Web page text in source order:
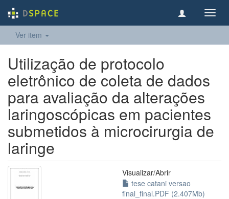
Ver item
Utilização de protocolo
eletrônico de coleta de dados
para avaliação da alterações
laringoscópicas em pacientes
submetidos à microcirurgia de
laringe
Visualizar/Abrir
tese catani versao
final_final.PDF (2.407Mb)